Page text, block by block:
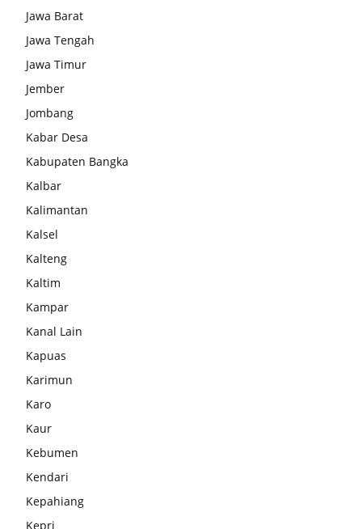
Jawa Barat
Jawa Tengah
Jawa Timur
Jember
Jombang
Kabar Desa
Kabupaten Bangka
Kalbar
Kalimantan
Kalsel
Kalteng
Kaltim
Kampar
Kanal Lain
Kapuas
Karimun
Karo
Kaur
Kebumen
Kendari
Kepahiang
Kepri